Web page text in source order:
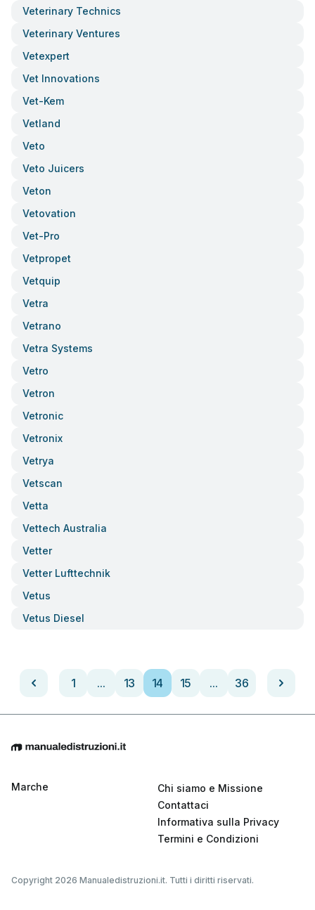
Veterinary Technics
Veterinary Ventures
Vetexpert
Vet Innovations
Vet-Kem
Vetland
Veto
Veto Juicers
Veton
Vetovation
Vet-Pro
Vetpropet
Vetquip
Vetra
Vetrano
Vetra Systems
Vetro
Vetron
Vetronic
Vetronix
Vetrya
Vetscan
Vetta
Vettech Australia
Vetter
Vetter Lufttechnik
Vetus
Vetus Diesel
1 ... 13 14 15 ... 36
Marche
Chi siamo e Missione
Contattaci
Informativa sulla Privacy
Termini e Condizioni
Copyright 2026 Manualedistruzioni.it. Tutti i diritti riservati.